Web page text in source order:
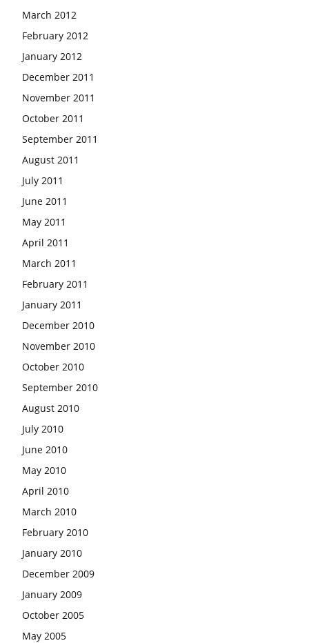
March 2012
February 2012
January 2012
December 2011
November 2011
October 2011
September 2011
August 2011
July 2011
June 2011
May 2011
April 2011
March 2011
February 2011
January 2011
December 2010
November 2010
October 2010
September 2010
August 2010
July 2010
June 2010
May 2010
April 2010
March 2010
February 2010
January 2010
December 2009
January 2009
October 2005
May 2005